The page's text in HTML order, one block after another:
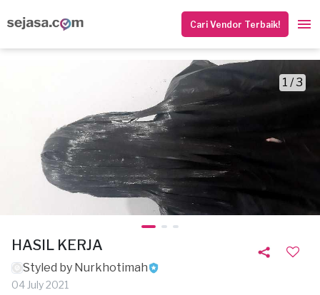
Cari Vendor Terbaik!
1 / 3
HASIL KERJA
Styled by Nurkhotimah
04 July 2021